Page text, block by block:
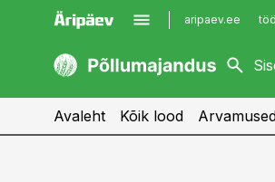
aripaev.ee
kaubandus.ee
kinnisvarauudised.ee
Avaleht Kõik lood